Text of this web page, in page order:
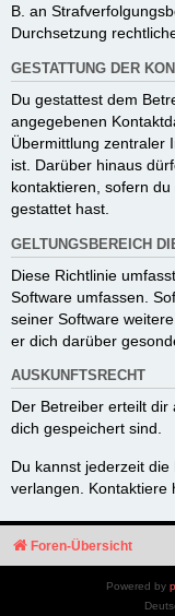
B. an
Durchsetzung
GESTATTUNG DER
Du gestattest dem
angegebenen
Übermittlung zentraler
ist. Darüber hinaus
kontaktieren, sofern
gestattet hast.
GELTUNGSBEREICH
Diese Richtlinie
Software umfassen.
seiner Software
er dich darüber
AUSKUNFTSRECHT
Der Betreiber erteilt dir
dich gespeichert sind.
Du kannst jederzeit
verlangen. Kontaktiere
Foren-Übersicht
Powered by